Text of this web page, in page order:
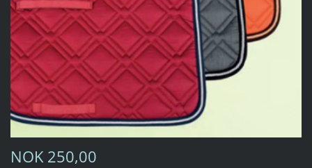
NOK 250,00